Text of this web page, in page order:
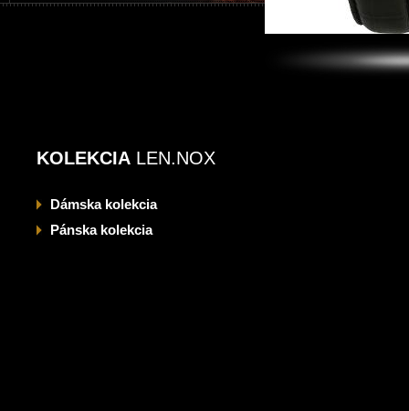
KOLEKCIA LEN.NOX
Dámskakolekcia
Pánskakolekcia